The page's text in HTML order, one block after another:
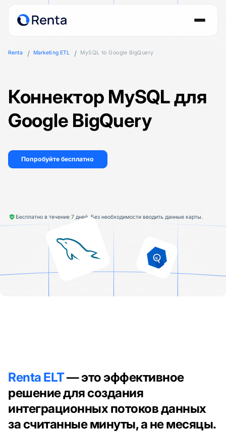
Renta Marketing ETL MySQL to Google BigQuery
Коннектор MySQL для
Google BigQuery
Попробуйте бесплатно
Бесплатно в течение 7 дней. Без необходимости вводить данные карты.
Renta ELT— это эффективное
решение для создания
интеграционных потоков данных
за считанные минуты, а не месяцы.